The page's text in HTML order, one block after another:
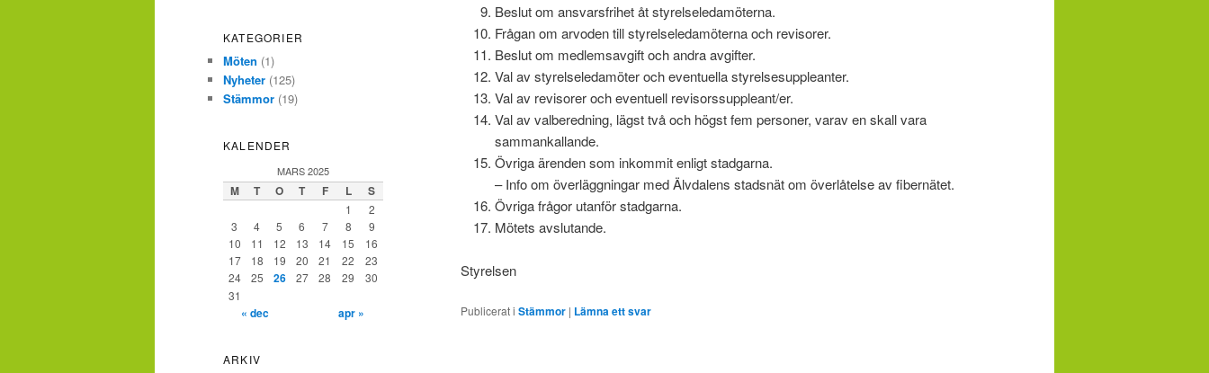
Beslut om ansvarsfrihet åt styrelseledamöterna.
Frågan om arvoden till styrelseledamöterna och revisorer.
Beslut om medlemsavgift och andra avgifter.
Val av styrelseledamöter och eventuella styrelsesuppleanter.
Val av revisorer och eventuell revisorssuppleant/er.
Val av valberedning, lägst två och högst fem personer, varav en skall vara
sammankallande.
Övriga ärenden som inkommit enligt stadgarna.
– Info om överläggningar med Älvdalens stadsnät om överlåtelse av fibernätet.
Övriga frågor utanför stadgarna.
Mötets avslutande.
Styrelsen
Publicerat i Stämmor | Lämna ett svar
KATEGORIER
Möten (1)
Nyheter (125)
Stämmor (19)
KALENDER
MARS 2025
M T O T F L S
1
2
3
4 5 6 7 8
9
10
11 12 13 14 15
16
17
18 19 20 21 22
23
24
25 26 27 28 29
30
31
« dec apr »
ARKIV